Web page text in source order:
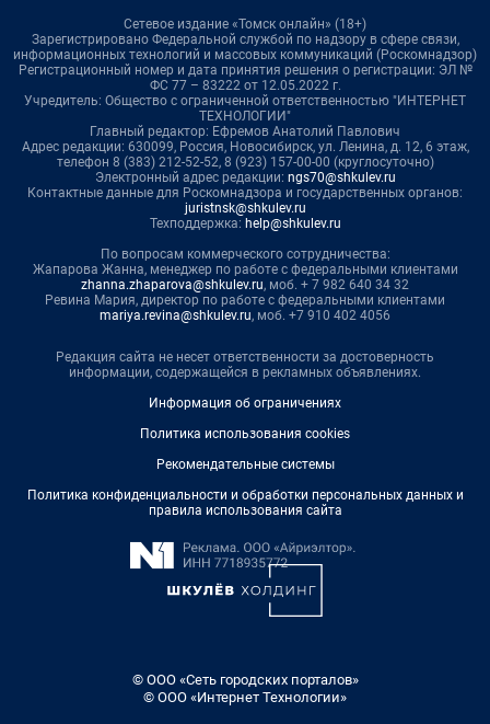
Сетевое издание «Томск онлайн» (18+)
Зарегистрировано Федеральной службой по надзору в сфере связи,
информационных технологий и массовых коммуникаций (Роскомнадзор)
Регистрационный номер и дата принятия решения о регистрации: ЭЛ №
ФС 77 – 83222 от 12.05.2022 г.
Учредитель: Общество с ограниченной ответственностью "ИНТЕРНЕТ
ТЕХНОЛОГИИ"
Главный редактор: Ефремов Анатолий Павлович
Адрес редакции: 630099, Россия, Новосибирск, ул. Ленина, д. 12, 6 этаж,
телефон 8 (383) 212-52-52, 8 (923) 157-00-00 (круглосуточно)
Электронный адрес редакции: ngs70@shkulev.ru
Контактные данные для Роскомнадзора и государственных органов:
juristnsk@shkulev.ru
Техподдержка: help@shkulev.ru
По вопросам коммерческого сотрудничества:
Жапарова Жанна, менеджер по работе с федеральными клиентами
zhanna.zhaparova@shkulev.ru, моб. + 7 982 640 34 32
Ревина Мария, директор по работе с федеральными клиентами
mariya.revina@shkulev.ru, моб. +7 910 402 4056
Редакция сайта не несет ответственности за достоверность
информации, содержащейся в рекламных объявлениях.
Информация об ограничениях
Политика использования cookies
Рекомендательные системы
Политика конфиденциальности и обработки персональных данных и
правила использования сайта
© ООО «Сеть городских порталов»
© ООО «Интернет Технологии»